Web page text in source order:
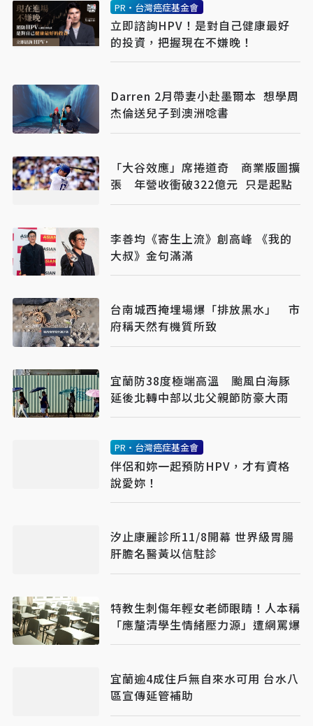
PR・台灣癌症基金會
立即諮詢HPV！是對自己健康最好
的投資，把握現在不嫌晚！
Darren 2月帶妻小赴墨爾本 想學周
杰倫送兒子到澳洲唸書
「大谷效應」席捲道奇 商業版圖擴
張 年營收衝破322億元 只是起點
李善均《寄生上流》創高峰 《我的
大叔》金句滿滿
台南城西掩埋場爆「排放黑水」 市
府稱天然有機質所致
宜蘭防38度極端高溫 颱風白海豚
延後北轉中部以北父親節防豪大雨
PR・台灣癌症基金會
伴侶和妳一起預防HPV，才有資格
說愛妳！
汐止康麗診所11/8開幕 世界級胃腸
肝膽名醫黃以信駐診
特教生刺傷年輕女老師眼睛！人本稱
「應釐清學生情緒壓力源」遭網罵爆
宜蘭逾4成住戶無自來水可用 台水八
區宣傳延管補助